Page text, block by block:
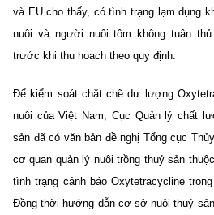
và EU cho thấy, có tình trạng lạm dụng
nuôi và người nuôi tôm không tuân
trước khi thu hoạch theo quy định.
Để kiểm soát chặt chẽ dư lượng
nuôi của Việt Nam, Cục Quản lý chất
sản đã có văn bản đề nghị Tổng cục
cơ quan quản lý nuôi trồng thuỷ sản
tình trạng cảnh báo Oxytetracycline
Đồng thời hướng dẫn cơ sở nuôi thuỷ